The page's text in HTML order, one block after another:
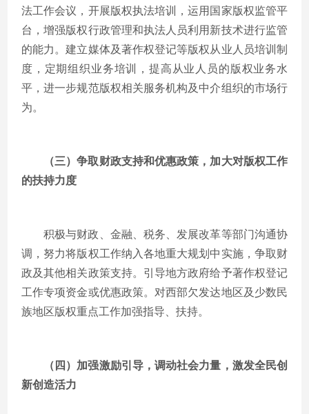
法工作会议，开展版权执法培训，运用国家版权监管平
台，增强版权行政管理和执法人员利用新技术进行监管
的能力。建立媒体及著作权登记等版权从业人员培训制
度，定期组织业务培训，提高从业人员的版权业务水
平，进一步规范版权相关服务机构及中介组织的市场行
为。
（三）争取财政支持和优惠政策，加大对版权工作
的扶持力度
积极与财政、金融、税务、发展改革等部门沟通协
调，努力将版权工作纳入各地重大规划中实施，争取财
政及其他相关政策支持。引导地方政府给予著作权登记
工作专项资金或优惠政策。对西部欠发达地区及少数民
族地区版权重点工作加强指导、扶持。
（四）加强激励引导，调动社会力量，激发全民创
新创造活力